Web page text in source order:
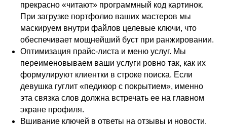
прекрасно «читают» программный код картинок.
При загрузке портфолио ваших мастеров мы
маскируем внутри файлов целевые ключи, что
обеспечивает мощнейший буст при ранжировании.
Оптимизация прайс-листа и меню услуг. Мы
переименовываем ваши услуги ровно так, как их
формулируют клиентки в строке поиска. Если
девушка гуглит «педикюр с покрытием», именно
эта связка слов должна встречать ее на главном
экране профиля.
Вшивание ключей в ответы на отзывы и новости.